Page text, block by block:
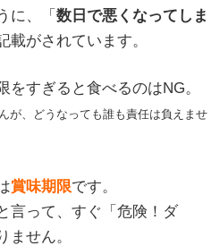
に、「 数日で悪くなってしま
載がされています。
すぎると食べるのはNG。
が、どうなっても誰も責任は負えませ
賞味期限です。
言って、すぐ「危険！ダ
ません。